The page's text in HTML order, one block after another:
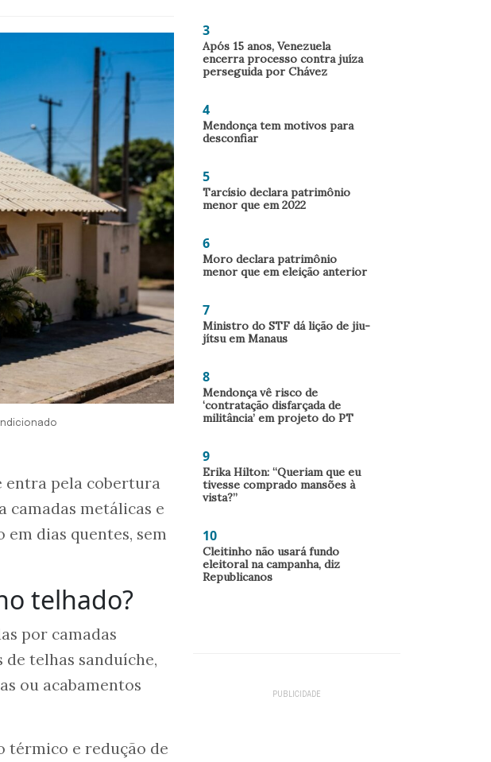
entra pela cobertura
camadas metálicas e
dias quentes, sem
telhado?
por camadas
de telhas sanduíche,
ou acabamentos
térmico e redução de
3
Após 15 anos, Venezuela
encerra processo contra juíza
perseguida por Chávez
4
Mendonça tem motivos para
desconfiar
5
Tarcísio declara patrimônio
menor que em 2022
6
Moro declara patrimônio
menor que em eleição anterior
7
Ministro do STF dá lição de jiu-
jítsu em Manaus
8
Mendonça vê risco de
‘contratação disfarçada de
militância’ em projeto do PT
9
Erika Hilton: “Queriam que eu
tivesse comprado mansões à
vista?”
10
Cleitinho não usará fundo
eleitoral na campanha, diz
Republicanos